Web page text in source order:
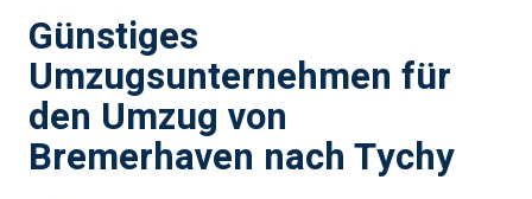
Günstiges
Umzugsunternehmen für
den Umzug von
Bremerhaven nach Tychy